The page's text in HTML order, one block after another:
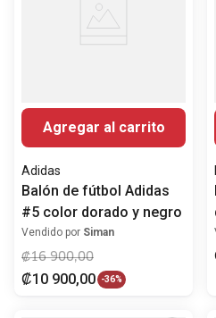
Agregar al carrito
Adidas
Balón de fútbol Adidas
#5 color dorado y negro
Vendido por Siman
₡16 900,00
₡10 900,00 -36%